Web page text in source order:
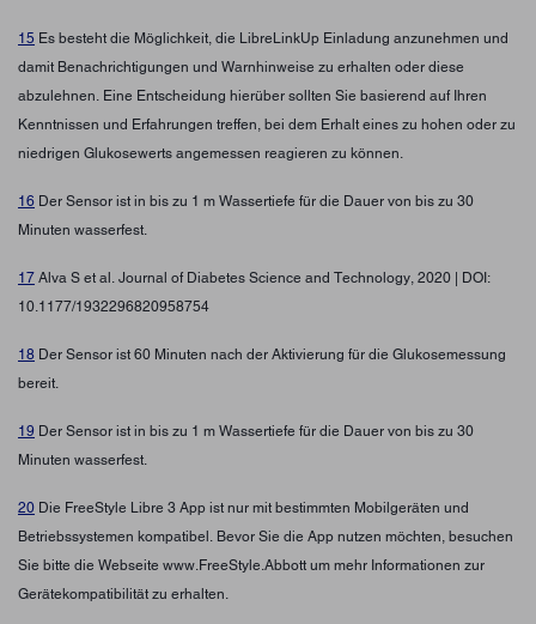
15 Es besteht die Möglichkeit, die LibreLinkUp Einladung anzunehmen und
damit Benachrichtigungen und Warnhinweise zu erhalten oder diese
abzulehnen. Eine Entscheidung hierüber sollten Sie basierend auf Ihren
Kenntnissen und Erfahrungen treffen, bei dem Erhalt eines zu hohen oder zu
niedrigen Glukosewerts angemessen reagieren zu können.
16 Der Sensor ist in bis zu 1 m Wassertiefe für die Dauer von bis zu 30
Minuten wasserfest.
17 Alva S et al. Journal of Diabetes Science and Technology, 2020 | DOI:
10.1177/1932296820958754
18 Der Sensor ist 60 Minuten nach der Aktivierung für die Glukosemessung
bereit.
19 Der Sensor ist in bis zu 1 m Wassertiefe für die Dauer von bis zu 30
Minuten wasserfest.
20 Die FreeStyle Libre 3 App ist nur mit bestimmten Mobilgeräten und
Betriebssystemen kompatibel. Bevor Sie die App nutzen möchten, besuchen
Sie bitte die Webseite www.FreeStyle.Abbott um mehr Informationen zur
Gerätekompatibilität zu erhalten.